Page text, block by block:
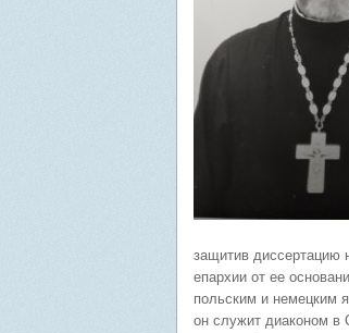
защитив диссертацию
епархии от ее
польским и немецким
он служит диаконом в